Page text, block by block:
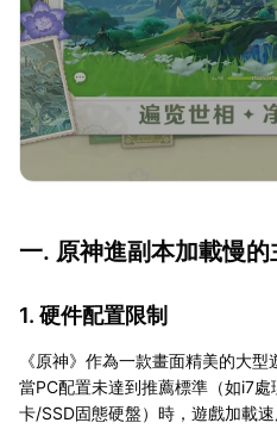
一. 原神進副本加載慢的
1. 硬件配置限制
《原神》作為一款畫面精美的大型
當PC配置未達到推薦標準（如i7
卡/SSD固態硬盤）時，遊戲加載